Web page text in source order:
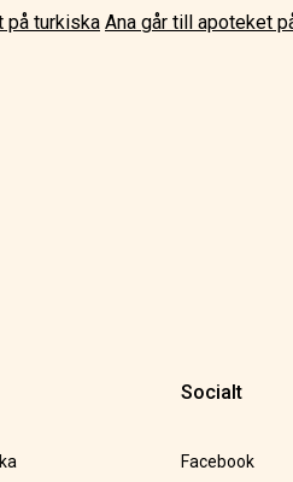
på turkiska Ana går till apoteket
Socialt
Facebook